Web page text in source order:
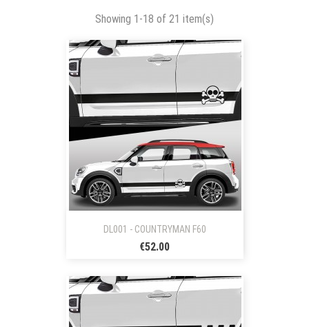
Showing 1-18 of 21 item(s)
DL001 - COUNTRYMAN F60
€52.00